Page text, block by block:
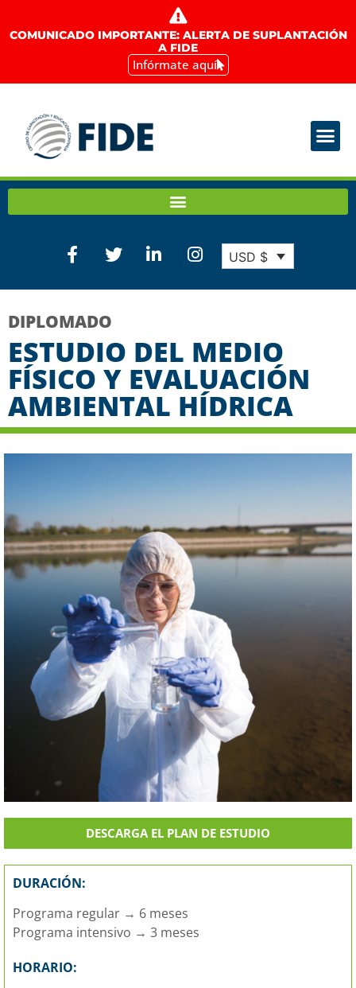
COMUNICADO IMPORTANTE: ALERTA DE SUPLANTACIÓN
A FIDE
Infórmate aquí
USD $
DIPLOMADO
ESTUDIO DEL MEDIO
FÍSICO Y EVALUACIÓN
AMBIENTAL HÍDRICA
DESCARGA EL PLAN DE ESTUDIO
DURACIÓN:
Programa regular → 6 meses
Programa intensivo → 3 meses
HORARIO: